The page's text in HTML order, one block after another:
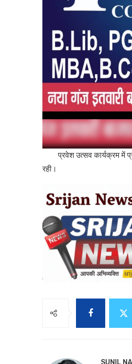
प्रवेश उत्सव कार्यक्रम में
रही।
SUNIL